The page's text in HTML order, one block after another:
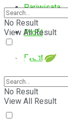
Pariwisata
Profil
Event
E-Magazine
No Result
View All Result
No Result
View All Result